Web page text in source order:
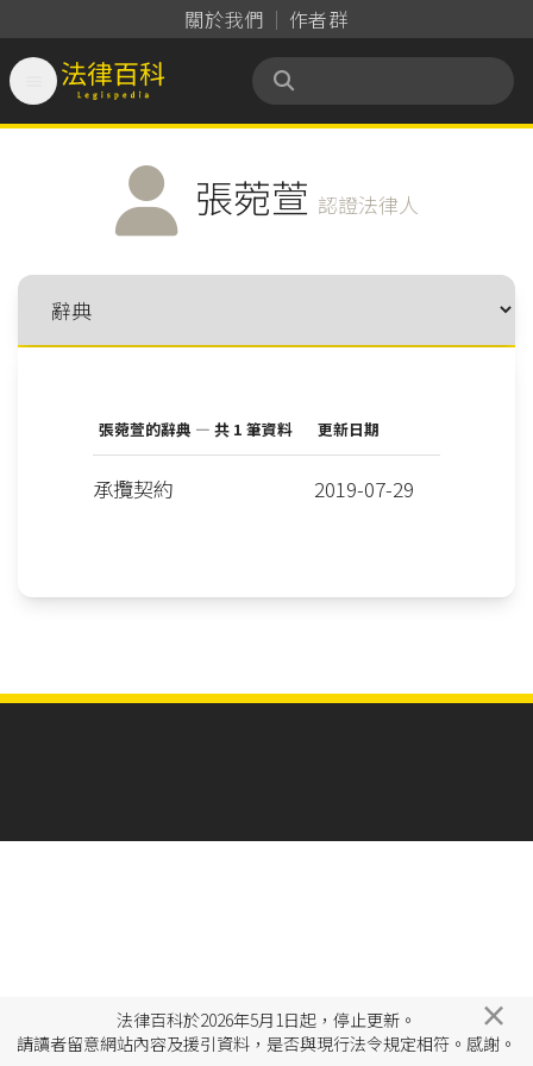
關於我們 作者群
法律百科 Legispedia
張菀萱 認證法律人
張菀萱的辭典 — 共 1 筆資料 更新日期
承攬契約 2019-07-29
法律百科於2026年5月1日起，停止更新。
請讀者留意網站內容及援引資料，是否與現行法令規定相符。感謝。
×